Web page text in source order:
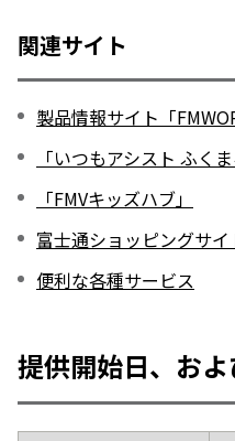
関連サイト
製品情報サイト「
「いつもアシスト ふく
「FMVキッズハブ」
富士通ショッピングサイ
便利な各種サービス
提供開始日、お